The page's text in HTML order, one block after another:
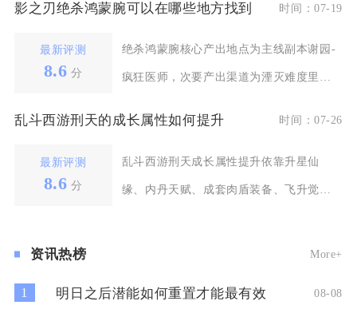
影之刃绝杀鸿蒙腕可以在哪些地方找到 时间：07-19
最新评测
8.6 分
绝杀鸿蒙腕核心产出地点为主线副本谢园-
疯狂医师，次要产出渠道为湮灭难度里武
乱斗西游刑天的成长属性如何提升 时间：07-26
最新评测
8.6 分
乱斗西游刑天成长属性提升依靠升星仙
缘、内丹天赋、成套肉盾装备、飞升觉
资讯热榜 More+
1 明日之后潜能如何重置才能最有效 08-08